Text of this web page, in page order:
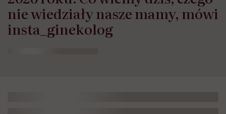
nie wiedziały nasze mamy, mówi
insta_ginekolog